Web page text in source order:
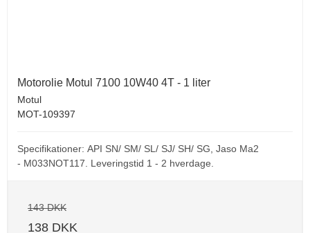
Motorolie Motul 7100 10W40 4T - 1 liter
Motul
MOT-109397
Specifikationer: API SN/ SM/ SL/ SJ/ SH/ SG, Jaso Ma2
- M033NOT117. Leveringstid 1 - 2 hverdage.
143 DKK
138 DKK